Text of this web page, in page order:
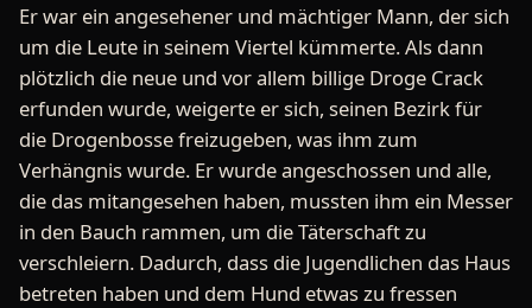
Er war ein angesehener und mächtiger Mann, der sich
um die Leute in seinem Viertel kümmerte. Als dann
plötzlich die neue und vor allem billige Droge Crack
erfunden wurde, weigerte er sich, seinen Bezirk für
die Drogenbosse freizugeben, was ihm zum
Verhängnis wurde. Er wurde angeschossen und alle,
die das mitangesehen haben, mussten ihm ein Messer
in den Bauch rammen, um die Täterschaft zu
verschleiern. Dadurch, dass die Jugendlichen das Haus
betreten haben und dem Hund etwas zu fressen